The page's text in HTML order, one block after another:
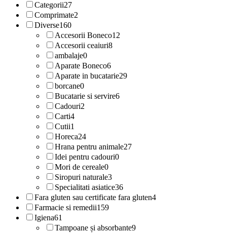
Categorii27
Comprimate2
Diverse160
Accesorii Boneco12
Accesorii ceaiuri8
ambalaje0
Aparate Boneco6
Aparate in bucatarie29
borcane0
Bucatarie si servire6
Cadouri2
Carti4
Cutii1
Horeca24
Hrana pentru animale27
Idei pentru cadouri0
Mori de cereale0
Siropuri naturale3
Specialitati asiatice36
Fara gluten sau certificate fara gluten4
Farmacie si remedii159
Igiena61
Tampoane și absorbante9